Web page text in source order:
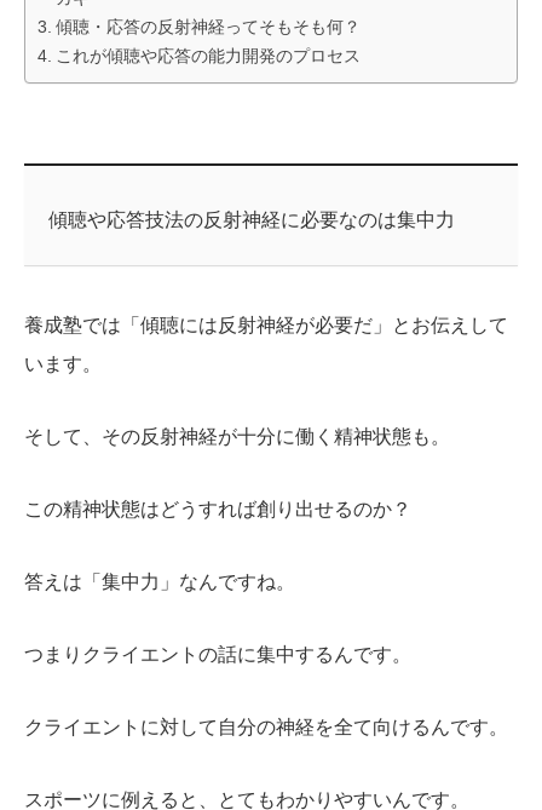
傾聴・応答の反射神経ってそもそも何？
これが傾聴や応答の能力開発のプロセス
傾聴や応答技法の反射神経に必要なのは集中力
養成塾では「傾聴には反射神経が必要だ」とお伝えして
います。
そして、その反射神経が十分に働く精神状態も。
この精神状態はどうすれば創り出せるのか？
答えは「集中力」なんですね。
つまりクライエントの話に集中するんです。
クライエントに対して自分の神経を全て向けるんです。
スポーツに例えると、とてもわかりやすいんです。